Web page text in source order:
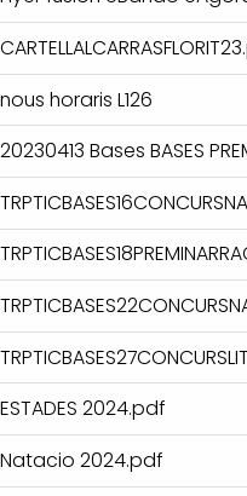
nous horaris L126
20230413 Bases BASES
ESTADES 2024.pdf
Natacio 2024.pdf